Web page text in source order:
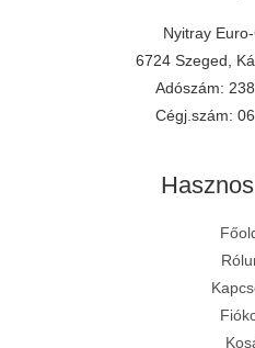
Nyitray
6724 Szeged,
Adószám:
Cégj.szám: